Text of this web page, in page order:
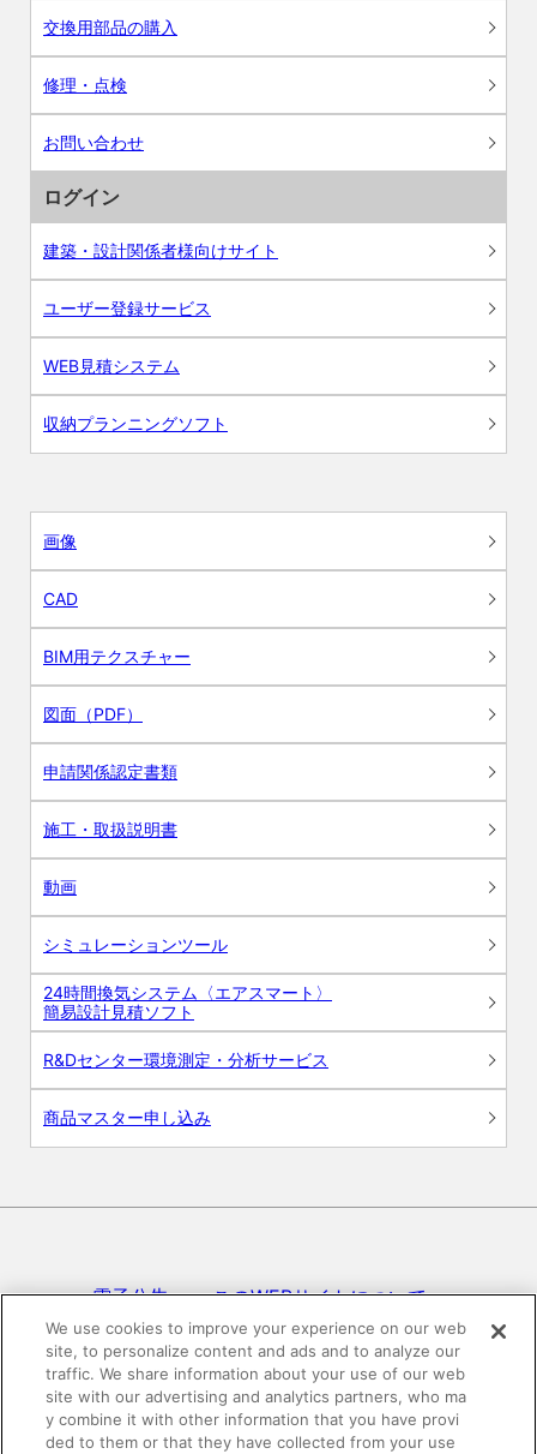
交換用部品の購入
修理・点検
お問い合わせ
ログイン
建築・設計関係者様向けサイト
ユーザー登録サービス
WEB見積システム
収納プランニングソフト
画像
CAD
BIM用テクスチャー
図面（PDF）
申請関係認定書類
施工・取扱説明書
動画
シミュレーションツール
24時間換気システム〈エアスマート〉
簡易設計見積ソフト
R&Dセンター環境測定・分析サービス
商品マスター申し込み
電子公告 このWEBサイトについて
プライバシーポリシー
SNSコミュニティガイドライン サイトマップ
We use cookies to improve your experience on our web
site, to personalize content and ads and to analyze our
traffic. We share information about your use of our web
site with our advertising and analytics partners, who ma
y combine it with other information that you have provi
ded to them or that they have collected from your use